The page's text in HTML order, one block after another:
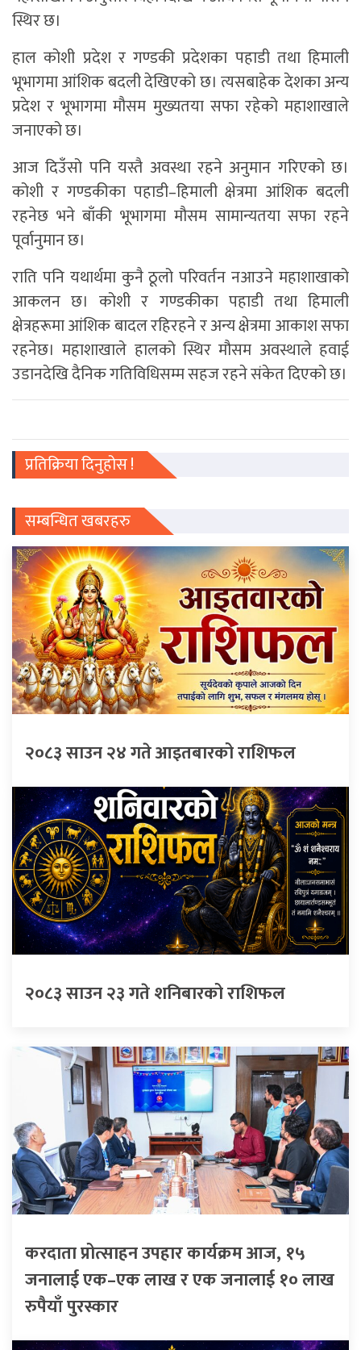
स्थिर छ।
हाल कोशी प्रदेश र गण्डकी प्रदेशका पहाडी तथा हिमाली
भूभागमा आंशिक बदली देखिएको छ। त्यसबाहेक देशका अन्य
प्रदेश र भूभागमा मौसम मुख्यतया सफा रहेको महाशाखाले
जनाएको छ।
आज दिउँसो पनि यस्तै अवस्था रहने अनुमान गरिएको छ।
कोशी र गण्डकीका पहाडी–हिमाली क्षेत्रमा आंशिक बदली
रहनेछ भने बाँकी भूभागमा मौसम सामान्यतया सफा रहने
पूर्वानुमान छ।
राति पनि यथार्थमा कुनै ठूलो परिवर्तन नआउने महाशाखाको
आकलन छ। कोशी र गण्डकीका पहाडी तथा हिमाली
क्षेत्रहरूमा आंशिक बादल रहिरहने र अन्य क्षेत्रमा आकाश सफा
रहनेछ। महाशाखाले हालको स्थिर मौसम अवस्थाले हवाई
उडानदेखि दैनिक गतिविधिसम्म सहज रहने संकेत दिएको छ।
प्रतिक्रिया दिनुहोस !
सम्बन्धित खबरहरु
२०८३ साउन २४ गते आइतबारको राशिफल
२०८३ साउन २३ गते शनिबारको राशिफल
करदाता प्रोत्साहन उपहार कार्यक्रम आज, १५
जनालाई एक–एक लाख र एक जनालाई १० लाख
रुपैयाँ पुरस्कार